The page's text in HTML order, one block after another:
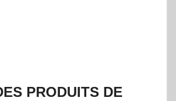
PRODUITS DE